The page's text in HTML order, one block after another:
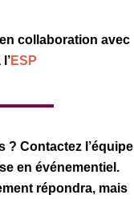
collaboration avec
ESP
? Contactez l’équipe
en événementiel.
répondra, mais